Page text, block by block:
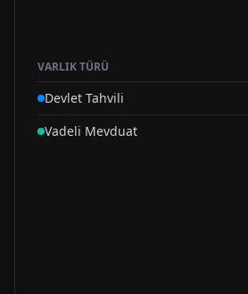
VARLIK TÜRÜ
Devlet Tahvili
Vadeli Mevduat